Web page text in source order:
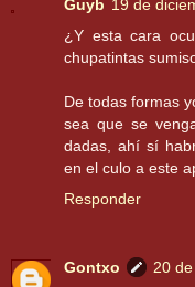
Guyb 19 de
¿Y esta cara
chupatintas
De todas formas
sea que se
dadas, ahí sí
en el culo a este
Responder
Gontxo
20